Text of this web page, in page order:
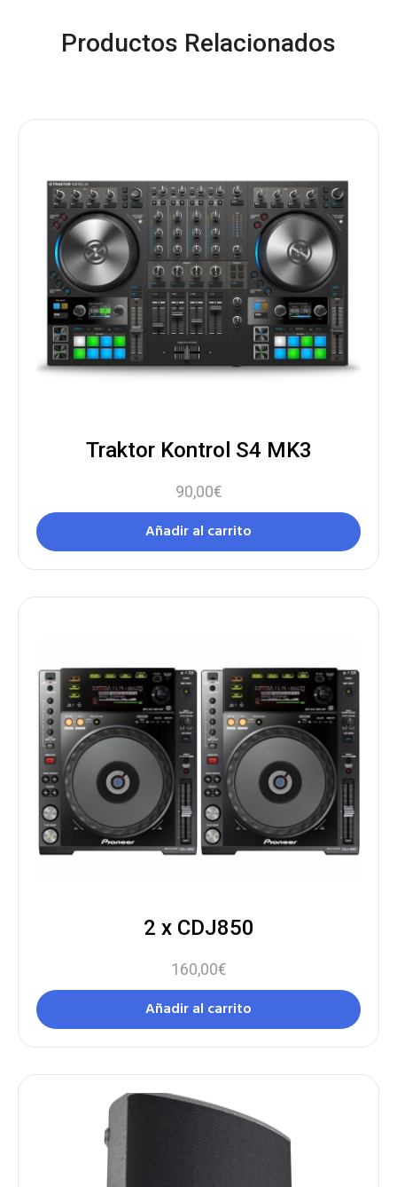
Productos Relacionados
Traktor Kontrol S4 MK3
90,00€
Añadir al carrito
2 x CDJ850
160,00€
Añadir al carrito